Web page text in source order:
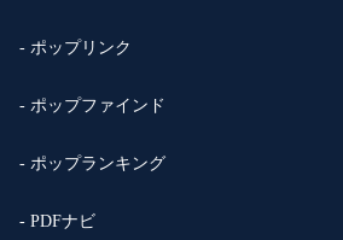
- ポップリンク
- ポップファインド
- ポップランキング
- PDFナビ